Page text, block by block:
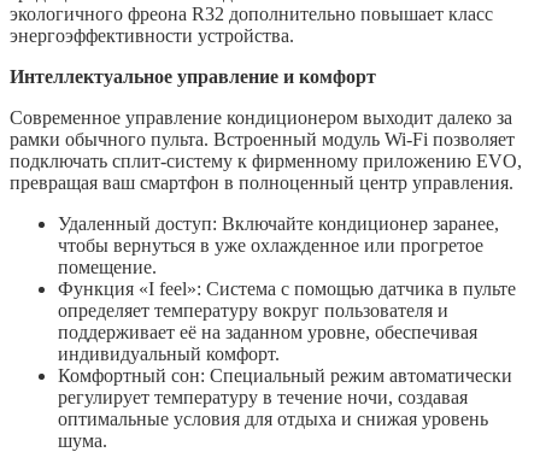
экологичного фреона R32 дополнительно повышает класс
энергоэффективности устройства.
Интеллектуальное управление и комфорт
Современное управление кондиционером выходит далеко за
рамки обычного пульта. Встроенный модуль Wi-Fi позволяет
подключать сплит-систему к фирменному приложению EVO,
превращая ваш смартфон в полноценный центр управления.
Удаленный доступ: Включайте кондиционер заранее,
чтобы вернуться в уже охлажденное или прогретое
помещение.
Функция «I feel»: Система с помощью датчика в пульте
определяет температуру вокруг пользователя и
поддерживает её на заданном уровне, обеспечивая
индивидуальный комфорт.
Комфортный сон: Специальный режим автоматически
регулирует температуру в течение ночи, создавая
оптимальные условия для отдыха и снижая уровень
шума.